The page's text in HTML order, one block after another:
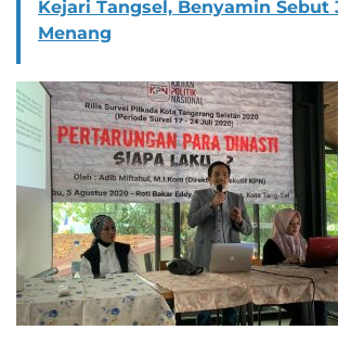
Kejari Tangsel, Benyamin Sebut
Menang